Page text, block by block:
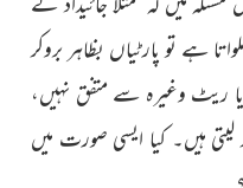
ہے تو پارٹیاں بظاہر بروکر
ریٹ وغیرہ سے متفق نہیں،
لیتی ہیں۔ کیا ایسی صورت میں